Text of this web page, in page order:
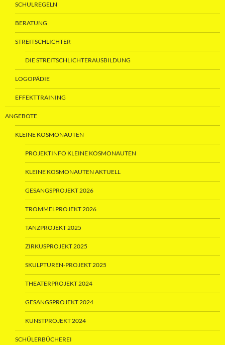
SCHULREGELN
BERATUNG
STREITSCHLICHTER
DIE STREITSCHLICHTERAUSBILDUNG
LOGOPÄDIE
EFFEKTTRAINING
ANGEBOTE
KLEINE KOSMONAUTEN
PROJEKTINFO KLEINE KOSMONAUTEN
KLEINE KOSMONAUTEN AKTUELL
GESANGSPROJEKT 2026
TROMMELPROJEKT 2026
TANZPROJEKT 2025
ZIRKUSPROJEKT 2025
SKULPTUREN-PROJEKT 2025
THEATERPROJEKT 2024
GESANGSPROJEKT 2024
KUNSTPROJEKT 2024
SCHÜLERBÜCHEREI